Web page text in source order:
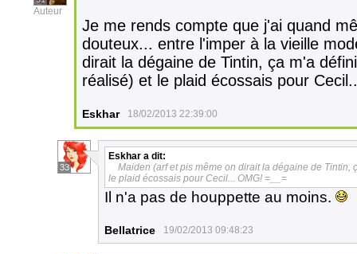
Auteur
Je me rends compte que j'ai quand
douteux... entre l'imper à la vieille
dirait la dégaine de Tintin, ça m'a
réalisé) et le plaid écossais pour
Eskhar 18/02/2013 22:39:00
33
Eskhar a dit:
Maiden (arf et pis même on dirait la dégaine de
le plaid écossais pour Cecil... OMG! =__=
Il n'a pas de houppette au moins.
Bellatrice 19/02/2013 09:48:23